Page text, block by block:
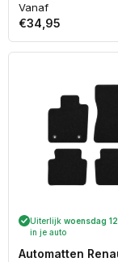
Normale
prijs
Vanaf
€34,95
Uiterlijk woensdag
in je auto
Automatten